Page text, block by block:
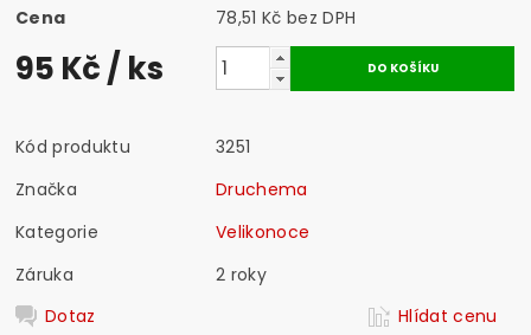
Cena
78,51 Kč bez DPH
95 Kč/ ks
Kód produktu
3251
Značka
Druchema
Kategorie
Velikonoce
Záruka
2 roky
Dotaz
Hlídat cenu